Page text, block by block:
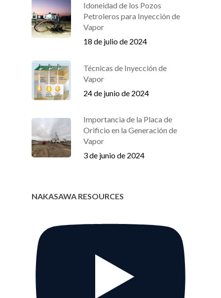
Idoneidad de los Pozos
Petroleros para Inyección de
Vapor
18 de julio de 2024
Técnicas de Inyección de
Vapor
24 de junio de 2024
Importancia de la Placa de
Orificio en la Generación de
Vapor
3 de junio de 2024
NAKASAWA RESOURCES